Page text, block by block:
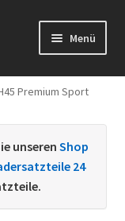
Menü
Premium Sport
unseren Shop
24